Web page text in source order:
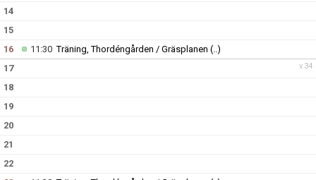
14
15
16
11:30Träning, Thordéngården / Gräsplanen (..)
v.34
17
18
19
20
21
22